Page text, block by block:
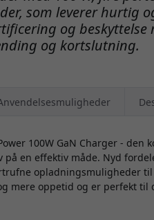
som leverer hurtig
og beskyttelse
og kortslutning.
100W GaN Charger - den
en effektiv måde. Nyd
opladningsmuligheder til
mere oppetid og er perfekt til